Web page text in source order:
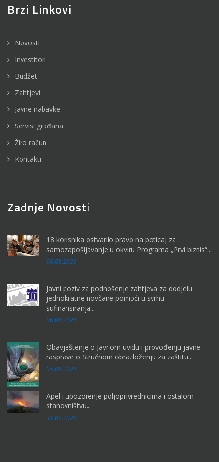
Brzi Linkovi
Novosti
Investitori
Budžet
Zahtjevi
Javne nabavke
Servisi građana
Žiro račun
Kontakti
Zadnje Novosti
18 korisnika ostvarilo pravo na poticaj za
samozapošljavanje u okviru Programa „Prvi biznis“...
06.08.2026
Javni poziv za podnošenje zahtjeva za dodjelu
jednokratne novčane pomoći u svrhu
sufinansiranja...
06.08.2026
Obavještenje o Javnom uvidu i provođenju javne
rasprave o Stručnom obrazloženju za zaštitu...
05.08.2026
Apel i upozorenje poljoprivrednicima i ostalom
stanovništvu...
31.07.2026